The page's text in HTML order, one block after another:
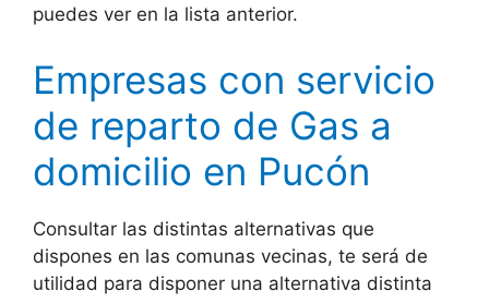
puedes ver en la lista anterior.
Empresas con servicio
de reparto de Gas a
domicilio en Pucón
Consultar las distintas alternativas que
dispones en las comunas vecinas, te será de
utilidad para disponer una alternativa distinta